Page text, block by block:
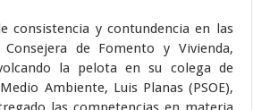
consistencia y contundencia en las
de Fomento y Vivienda,
la pelota en su colega de
Ambiente, Luis Planas (PSOE),